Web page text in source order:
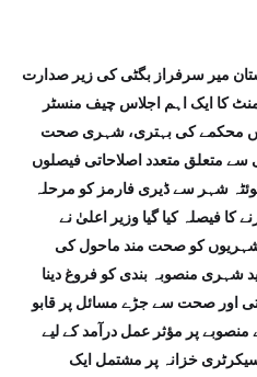
بلوچستان میر سرفراز بگٹی کی زیر صدارت
کا ایک اہم اجلاس چیف منسٹر
محکمے کی بہتری، شہری صحت
متعلق متعدد اصلاحاتی فیصلوں
شہر سے ڈیری فارمز کو مرحلہ
فیصلہ کیا گیا وزیر اعلیٰ نے
کو صحت مند ماحول کی
شہری منصوبہ بندی کو فروغ دینا
اور صحت سے جڑے مسائل پر قابو
منصوبے پر مؤثر عمل درآمد کے لیے
خزانہ پر مشتمل ایک